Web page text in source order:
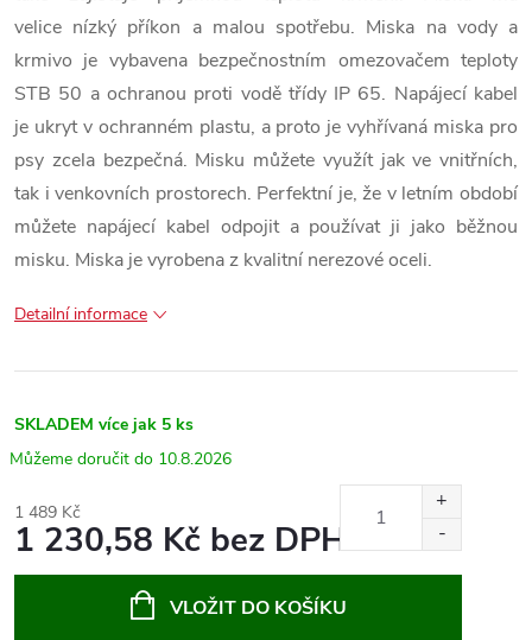
velice nízký příkon a malou spotřebu. Miska na vody a
krmivo je vybavena bezpečnostním omezovačem teploty
STB 50 a ochranou proti vodě třídy IP 65. Napájecí kabel
je ukryt v ochranném plastu, a proto je vyhřívaná miska pro
psy zcela bezpečná. Misku můžete využít jak ve vnitřních,
tak i venkovních prostorech. Perfektní je, že v letním období
můžete napájecí kabel odpojit a používat ji jako běžnou
misku. Miska je vyrobena z kvalitní nerezové oceli.
Detailní informace
SKLADEM více jak 5 ks
10.8.2026
1 489 Kč
1 230,58 Kč bez DPH
VLOŽIT DO KOŠÍKU